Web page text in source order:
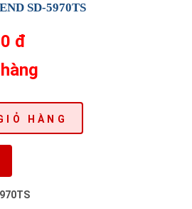
SD-5970TS
đ
HÀNG